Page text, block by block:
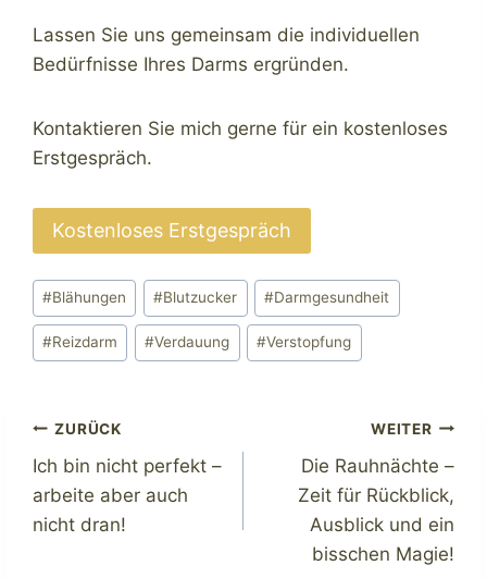
Lassen Sie uns gemeinsam die individuellen
Bedürfnisse Ihres Darms ergründen.
Kontaktieren Sie mich gerne für ein kostenloses
Erstgespräch.
Kostenloses Erstgespräch
Schlagworte:
#Blähungen #Blutzucker #Darmgesundheit
#Reizdarm #Verdauung #Verstopfung
Beitragsnavigation
ZURÜCK
Ich bin nicht perfekt –
arbeite aber auch
nicht dran!
WEITER
Die Rauhnächte –
Zeit für Rückblick,
Ausblick und ein
bisschen Magie!